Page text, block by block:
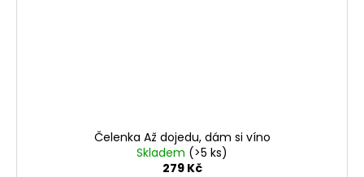
Čelenka Až dojedu, dám si víno
Skladem (>5 ks)
279 Kč